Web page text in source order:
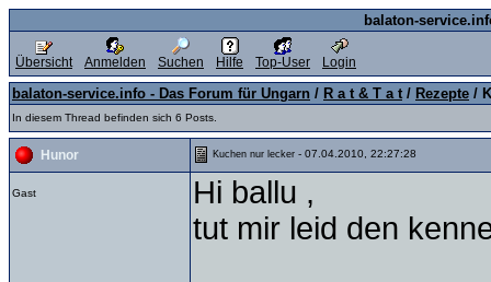
balaton-
Übersicht Anmelden Suchen Hilfe Top-User Login
balaton-service.info - Das Forum für Ungarn / R a t & T a t / Rezepte /
In diesem Thread befinden sich 6 Posts.
Hunor Kuchen nur lecker - 07.04.2010, 22:27:28
Gast
Hi ballu ,
tut mir leid den